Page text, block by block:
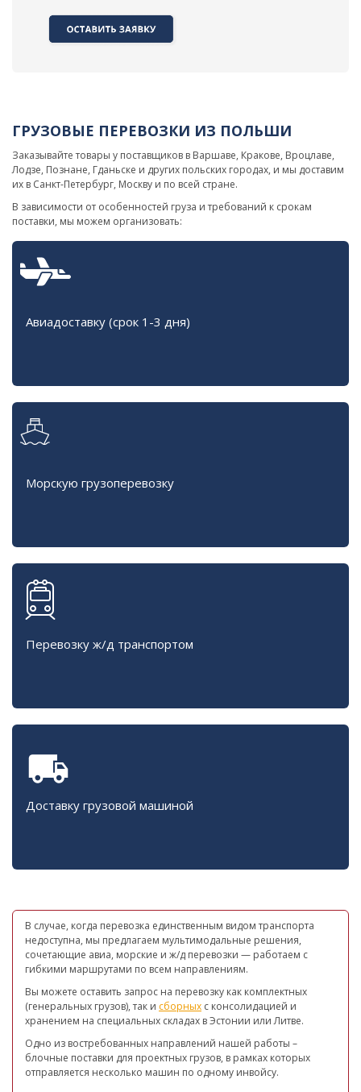
ГРУЗОВЫЕ ПЕРЕВОЗКИ ИЗ ПОЛЬШИ
Заказывайте товары у поставщиков в Варшаве, Кракове, Вроцлаве,
Лодзе, Познане, Гданьске и других польских городах, и мы доставим
их в Санкт-Петербург, Москву и по всей стране.
В зависимости от особенностей груза и требований к срокам
поставки, мы можем организовать:
Авиадоставку (срок 1-3 дня)
Морскую грузоперевозку
Перевозку ж/д транспортом
Доставку грузовой машиной
В случае, когда перевозка единственным видом транспорта
недоступна, мы предлагаем мультимодальные решения,
сочетающие авиа, морские и ж/д перевозки — работаем с
гибкими маршрутами по всем направлениям.
Вы можете оставить запрос на перевозку как комплектных
(генеральных грузов), так и сборных с консолидацией и
хранением на специальных складах в Эстонии или Литве.
Одно из востребованных направлений нашей работы –
блочные поставки для проектных грузов, в рамках которых
отправляется несколько машин по одному инвойсу.